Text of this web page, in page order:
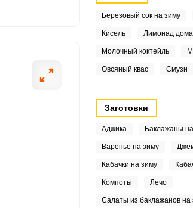
Березовый сок на зиму
Кисель Лимонад
Молочный коктейль
Овсяный квас Смузи
Заготовки
Аджика Баклажаны
Варенье на зиму
Кабачки на зиму
Компоты Лечо
Салаты из баклажанов на